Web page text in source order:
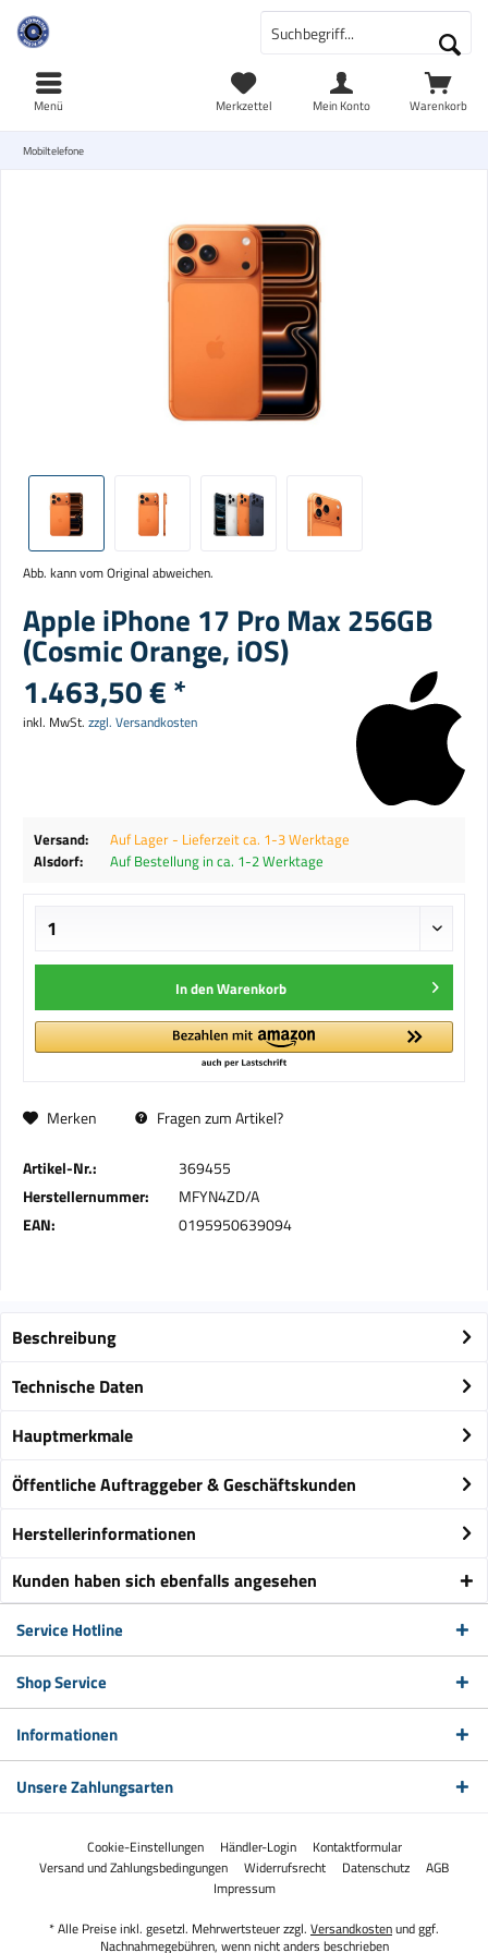
Warenkorb
Merkzettel Mein Konto
Menü
Mobiltelefone
Abb. kann vom Original abweichen.
Apple iPhone 17 Pro Max 256GB
(Cosmic Orange, iOS)
1.463,50 € *
inkl. MwSt. zzgl. Versandkosten
Versand:
Auf Lager - Lieferzeit ca. 1-3 Werktage
Alsdorf:
Auf Bestellung in ca. 1-2 Werktage
In denWarenkorb
Merken Fragen zum Artikel?
Artikel-Nr.:
369455
Herstellernummer:
MFYN4ZD/A
EAN:
0195950639094
Beschreibung
Technische Daten
Hauptmerkmale
Öffentliche Auftraggeber & Geschäftskunden
Herstellerinformationen
Kunden haben sich ebenfalls angesehen
Service Hotline
Shop Service
Informationen
Unsere Zahlungsarten
Cookie-Einstellungen Händler-Login
Kontaktformular
Versand und Zahlungsbedingungen
Widerrufsrecht Datenschutz
AGB
Impressum
* Alle Preise inkl. gesetzl. Mehrwertsteuer zzgl. Versandkostenund ggf.
Nachnahmegebühren, wenn nicht anders beschrieben